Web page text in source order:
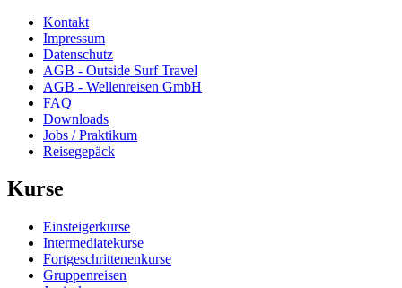
Kontakt
Impressum
Datenschutz
AGB - Outside Surf Travel
AGB - Wellenreisen GmbH
FAQ
Downloads
Jobs / Praktikum
Reisegepäck
Kurse
Einsteigerkurse
Intermediatekurse
Fortgeschrittenenkurse
Gruppenreisen